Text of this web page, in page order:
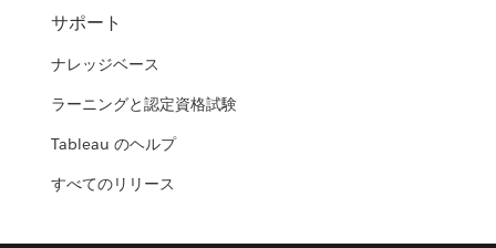
サポート
ナレッジベース
ラーニングと認定資格試験
Tableau のヘルプ
すべてのリリース